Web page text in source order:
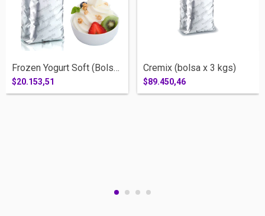
Frozen Yogurt Soft (Bolsa x 1,4 kgs)
$20.153,51
Cremix (bolsa x 3 kgs)
$89.450,46